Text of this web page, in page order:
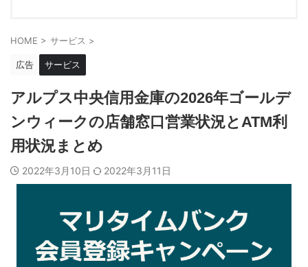
HOME > サービス >
広告 サービス
アルプス中央信用金庫の2026年ゴールデ
ンウィークの店舗窓口営業状況とATM利
用状況まとめ
2022年3月10日 2022年3月11日